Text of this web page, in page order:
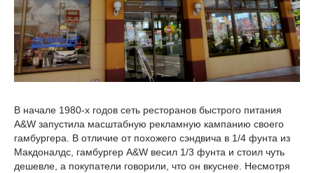
В начале 1980-х годов сеть ресторанов быстрого питания
A&W запустила масштабную рекламную кампанию своего
гамбургера. В отличие от похожего сэндвича в 1/4 фунта из
Макдоналдс, гамбургер A&W весил 1/3 фунта и стоил чуть
дешевле, а покупатели говорили, что он вкуснее. Несмотря